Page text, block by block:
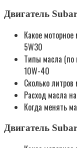
Двигатель
Какое
5W30
Типы масла (по
10W-40
Сколько
Расход масла
Когда менять
Двигатель